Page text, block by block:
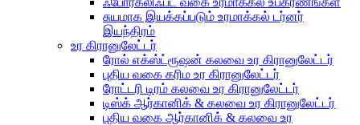
சுயமாக இயக்கப்படும் உரமாக்கல் டர்னர்
இயந்திரம்
உர கிரானுலேட்டர்
ரோல் எக்ஸ்ட்ரூஷன் கலவை உர கிரானுலேட்டர்
புதிய வகை கரிம உர கிரானுலேட்டர்
ரோட்டரி டிரம் கலவை உர கிரானுலேட்டர்
டிஸ்க் ஆர்கானிக் & கலவை உர கிரானுலேட்டர்
புதிய வகை ஆர்கானிக் & கலவை உர